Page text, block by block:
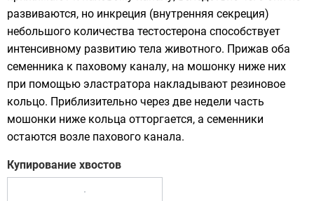
развиваются, но инкреция (внутренняя секреция)
небольшого количества тестостерона способствует
интенсивному развитию тела животного. Прижав оба
семенника к паховому каналу, на мошонку ниже них
при помощью эластратора накладывают резиновое
кольцо. Приблизительно через две недели часть
мошонки ниже кольца отторгается, а семенники
остаются возле пахового канала.
Купирование хвостов